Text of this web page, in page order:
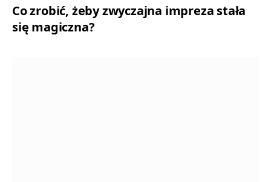
Co zrobić, żeby zwyczajna impreza stała
się magiczna?